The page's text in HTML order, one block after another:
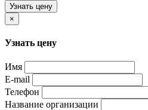
Узнать цену
×
Узнать цену
Имя
E-mail
Телефон
Название организации